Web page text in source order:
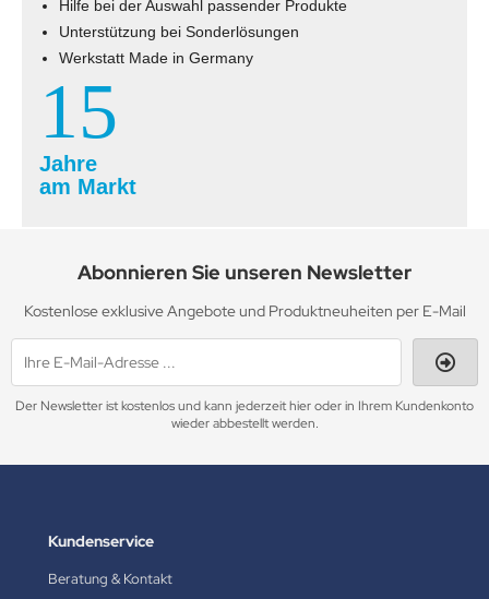
Hilfe bei der Auswahl passender Produkte
Unterstützung bei Sonderlösungen
Werkstatt Made in Germany
15
Jahre
am Markt
Abonnieren Sie unseren Newsletter
Kostenlose exklusive Angebote und Produktneuheiten per E-Mail
Der Newsletter ist kostenlos und kann jederzeit hier oder in Ihrem Kundenkonto
wieder abbestellt werden.
Kundenservice
Beratung & Kontakt